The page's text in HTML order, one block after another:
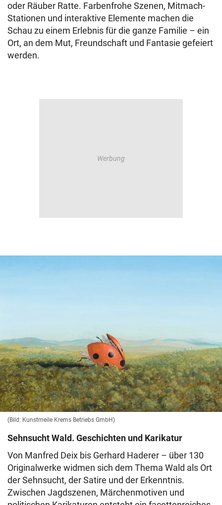
oder Räuber Ratte. Farbenfrohe Szenen, Mitmach-
Stationen und interaktive Elemente machen die
Schau zu einem Erlebnis für die ganze Familie – ein
Ort, an dem Mut, Freundschaft und Fantasie gefeiert
werden.
(Bild: Kunstmeile Krems Betriebs GmbH)
Sehnsucht Wald. Geschichten und Karikatur
Von Manfred Deix bis Gerhard Haderer – über 130
Originalwerke widmen sich dem Thema Wald als Ort
der Sehnsucht, der Satire und der Erkenntnis.
Zwischen Jagdszenen, Märchenmotiven und